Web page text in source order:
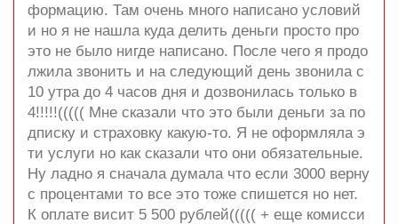
формацию. Там очень много написано условий
и но я не нашла куда делить деньги просто про
это не было нигде написано. После чего я продо
лжила звонить и на следующий день звонила с
10 утра до 4 часов дня и дозвонилась только в
4!!!!!((((( Мне сказали что это были деньги за по
дписку и страховку какую-то. Я не оформляла э
ти услуги но как сказали что они обязательные.
Ну ладно я сначала думала что если 3000 верну
с процентами то все это тоже спишется но нет.
К оплате висит 5 500 рублей((((( + еще комисси